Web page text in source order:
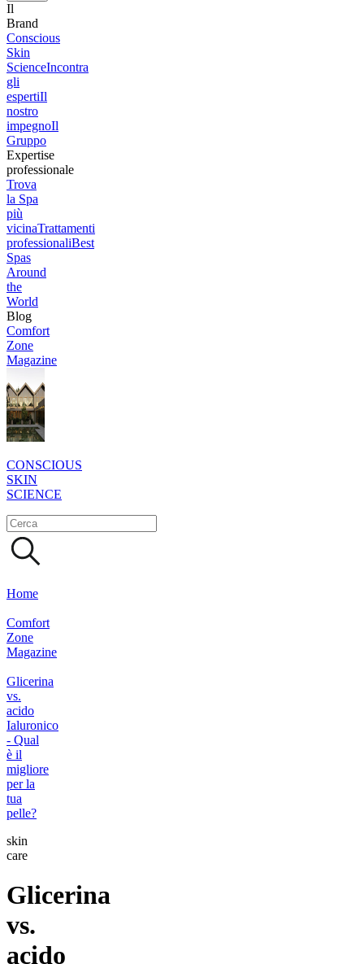
Il
Brand
Conscious
Skin
ScienceIncontra
gli
espertiIl
nostro
impegnoIl
Gruppo
Expertise
professionale
Trova
la Spa
più
vicinaTrattamenti
professionaliBest
Spas
Around
the
World
Blog
Comfort
Zone
Magazine
CONSCIOUS
SKIN
SCIENCE
Home
Comfort
Zone
Magazine
Glicerina
vs.
acido
Ialuronico
- Qual
è il
migliore
per la
tua
pelle?
skin
care
Glicerina
vs.
acido